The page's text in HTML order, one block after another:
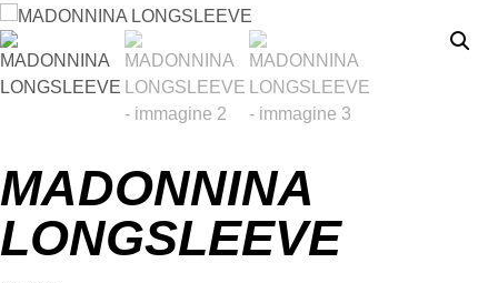
MADONNINA
LONGSLEEVE